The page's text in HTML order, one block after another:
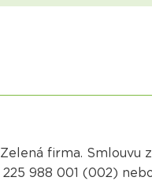
firma. Smlouvu
988 001 (002)